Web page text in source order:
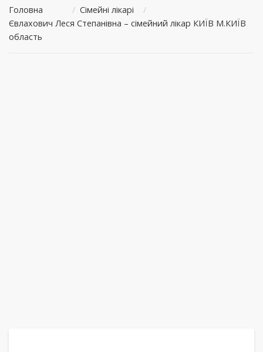
Головна / Сімейні лікарі
/
Євлахович Леся Степанівна – сімейний лікар КИЇВ М.КИЇВ
область